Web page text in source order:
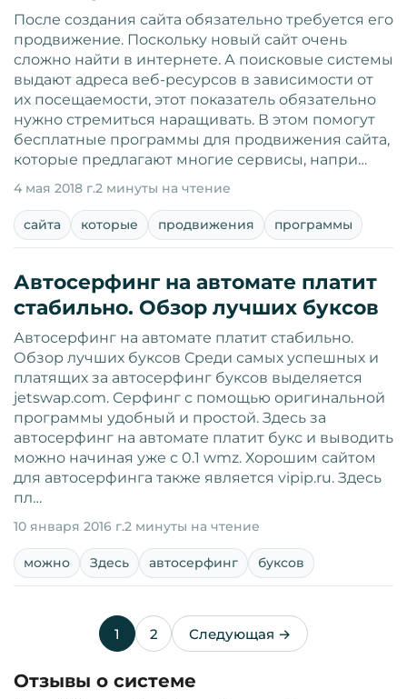
После создания сайта обязательно требуется его
продвижение. Поскольку новый сайт очень
сложно найти в интернете. А поисковые системы
выдают адреса веб-ресурсов в зависимости от
их посещаемости, этот показатель обязательно
нужно стремиться наращивать. В этом помогут
бесплатные программы для продвижения сайта,
которые предлагают многие сервисы, напри…
4 мая 2018 г.2 минуты на чтение
сайта которые продвижения программы
Автосерфинг на автомате платит
стабильно. Обзор лучших буксов
Автосерфинг на автомате платит стабильно.
Обзор лучших буксов Среди самых успешных и
платящих за автосерфинг буксов выделяется
jetswap.com. Серфинг с помощью оригинальной
программы удобный и простой. Здесь за
автосерфинг на автомате платит букс и выводить
можно начиная уже с 0.1 wmz. Хорошим сайтом
для автосерфинга также является vipip.ru. Здесь
пл…
10 января 2016 г.2 минуты на чтение
можно Здесь автосерфинг буксов
1 2 Следующая →
Отзывы о системе